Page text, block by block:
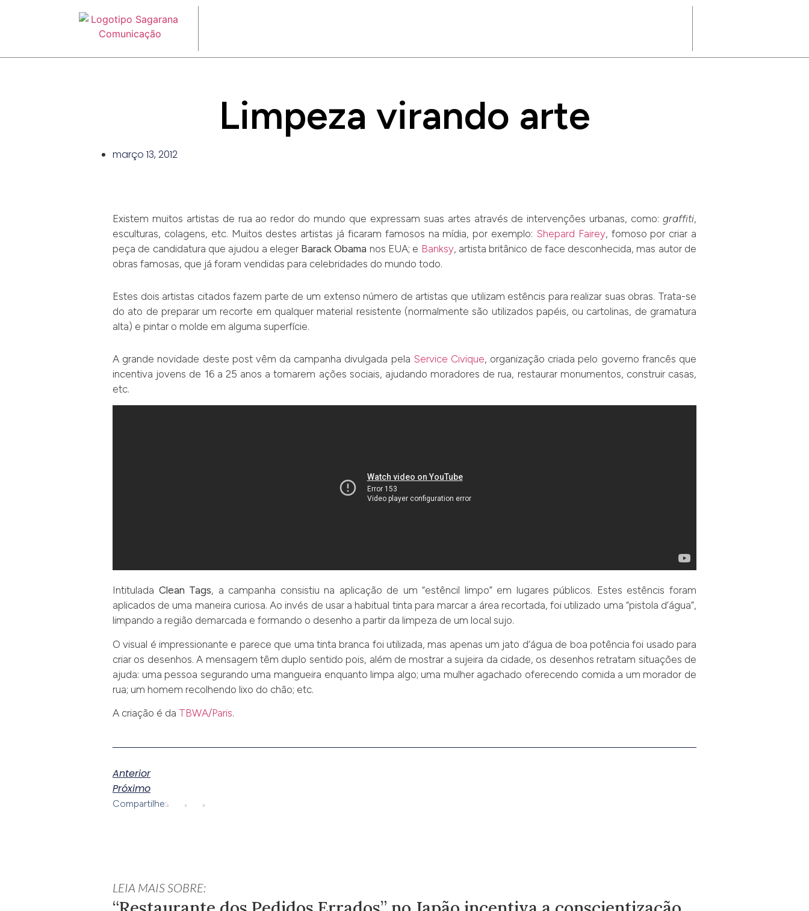
Limpeza virando arte
março 13, 2012
Existem muitos artistas de rua ao redor do mundo que expressam suas artes através de intervenções urbanas, como: graffiti,
esculturas, colagens, etc. Muitos destes artistas já ficaram famosos na mídia, por exemplo: Shepard Fairey, fomoso por criar a
peça de candidatura que ajudou a eleger Barack Obama nos EUA; e Banksy, artista britânico de face desconhecida, mas autor de
obras famosas, que já foram vendidas para celebridades do mundo todo.
Estes dois artistas citados fazem parte de um extenso número de artistas que utilizam estêncis para realizar suas obras. Trata-se
do ato de preparar um recorte em qualquer material resistente (normalmente são utilizados papéis, ou cartolinas, de gramatura
alta) e pintar o molde em alguma superfície.
A grande novidade deste post vêm da campanha divulgada pela Service Civique, organização criada pelo governo francês que
incentiva jovens de 16 a 25 anos a tomarem ações sociais, ajudando moradores de rua, restaurar monumentos, construir casas,
etc.
Intitulada Clean Tags, a campanha consistiu na aplicação de um “estêncil limpo” em lugares públicos. Estes estêncis foram
aplicados de uma maneira curiosa. Ao invés de usar a habitual tinta para marcar a área recortada, foi utilizado uma “pistola d’água”,
limpando a região demarcada e formando o desenho a partir da limpeza de um local sujo.
O visual é impressionante e parece que uma tinta branca foi utilizada, mas apenas um jato d’água de boa potência foi usado para
criar os desenhos. A mensagem têm duplo sentido pois, além de mostrar a sujeira da cidade, os desenhos retratam situações de
ajuda: uma pessoa segurando uma mangueira enquanto limpa algo; uma mulher agachado oferecendo comida a um morador de
rua; um homem recolhendo lixo do chão; etc.
A criação é da TBWA/Paris.
Anterior
Próximo
Compartilhe:
LEIA MAIS SOBRE: